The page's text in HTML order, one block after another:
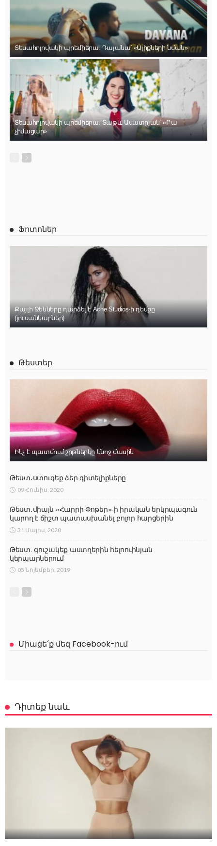
Տեսահոլովակի պրեմիերա. Դայանա՝ «Ալիքների նման»
Տեսահոլովակի պրեմիերա․ Տաթև Ասատրյան՝ «Բա
չիմացար»
Ֆոտոներ
Քայլի Ջենները դարձել է Acne Studios-ի դեմքը
(լուսանկարներ)
Թեստեր
Ինչ է պատմում շրթներկը կնոջ մասին
Թեստ․ստուգեք ձեր գիտելիքները
09 Հունիս, 2020
Թեստ․միայն «Հարրի Փոթեր»-ի իրական երկրպագուն
կարող է ճիշտ պատասխանել բոլոր հարցերին
31 Մայիս, 2020
Թեստ. գուշակեք աստղերին հելոուինյան
կերպարներում
05 Նոյեմբեր, 2019
Միացե՛ք մեզ Facebook-ում
Դիտեք նաև